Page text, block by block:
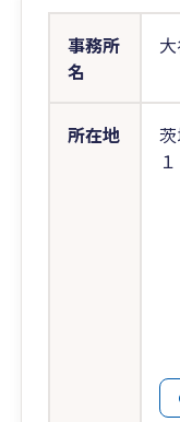
事務所
名
所在地
１